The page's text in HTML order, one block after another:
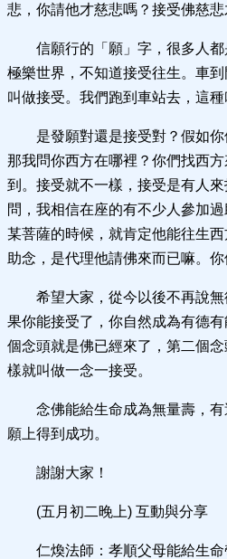
悲，你請他才慈悲嗎？接受佛慈悲
信願行的「願」字，很多人
極樂世界，不知道接受往生。車
叫做接受。我們跑到車站去，這種
是發願對還是接受對？假如
那我問你西方在哪裡？你們找西
到。接受就不一樣，接受是有人
問，我相信在座的有不少人參加
某菩薩的時候，就肯定他能往生
助念，是代理他請佛來而已嘛。
希望大家，從今以後不再說
果你能接受了，你自然成為有德
個念頭就是佛已經來了，第二個
樣就叫做一念一接受。
念佛能給生命成為無量壽，
願上得到成功。
謝謝大家！
(五月初二晚上) 互動與分享
仁煥法師：孝順父母能給生